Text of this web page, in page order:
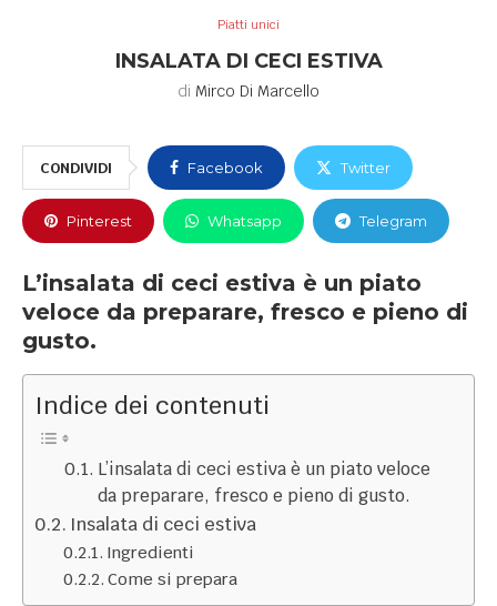
Piatti unici
INSALATA DI CECI ESTIVA
di Mirco Di Marcello
CONDIVIDI Facebook Twitter
Pinterest Whatsapp Telegram
L’insalata di ceci estiva è un piato
veloce da preparare, fresco e pieno di
gusto.
Indice dei contenuti
L’insalata di ceci estiva è un piato veloce
da preparare, fresco e pieno di gusto.
Insalata di ceci estiva
Ingredienti
Come si prepara